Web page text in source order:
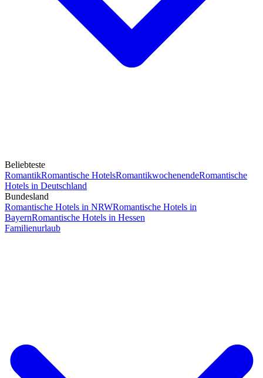
Beliebteste
RomantikRomantische HotelsRomantikwochenendeRomantische
Hotels in Deutschland
Bundesland
Romantische Hotels in NRWRomantische Hotels in
BayernRomantische Hotels in Hessen
Familienurlaub